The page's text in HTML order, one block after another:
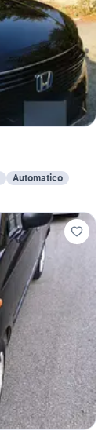
Automatico